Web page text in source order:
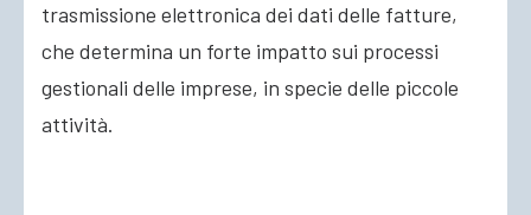
trasmissione elettronica dei dati delle fatture,
che determina un forte impatto sui processi
gestionali delle imprese, in specie delle piccole
attività.